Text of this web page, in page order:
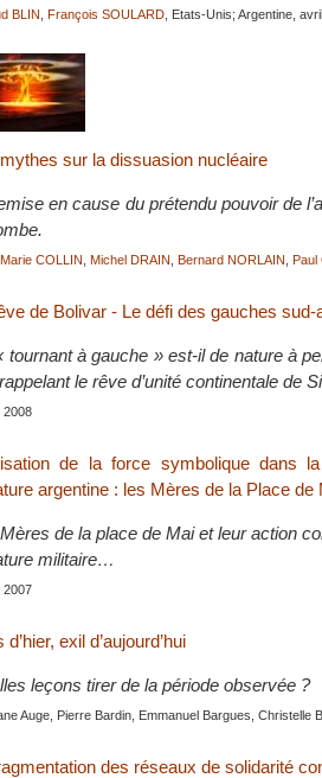
BLIN François SOULARD , Etats-Unis; Argentine,
sur la dissuasion nucléaire
en cause du prétendu pouvoir de
COLLIN Michel DRAIN Bernard NORLAIN Paul
de Bolivar - Le défi des gauches sud-
tournant à gauche » est-il de nature à
le rêve d’unité continentale de
2008
de la force symbolique dans
argentine : les Mères de la Place de
de la place de Mai et leur action
militaire…
2007
d’hier, exil d’aujourd’hui
leçons tirer de la période observée ?
Auge, Pierre Bardin, Emmanuel Bargues,
des réseaux de solidarité